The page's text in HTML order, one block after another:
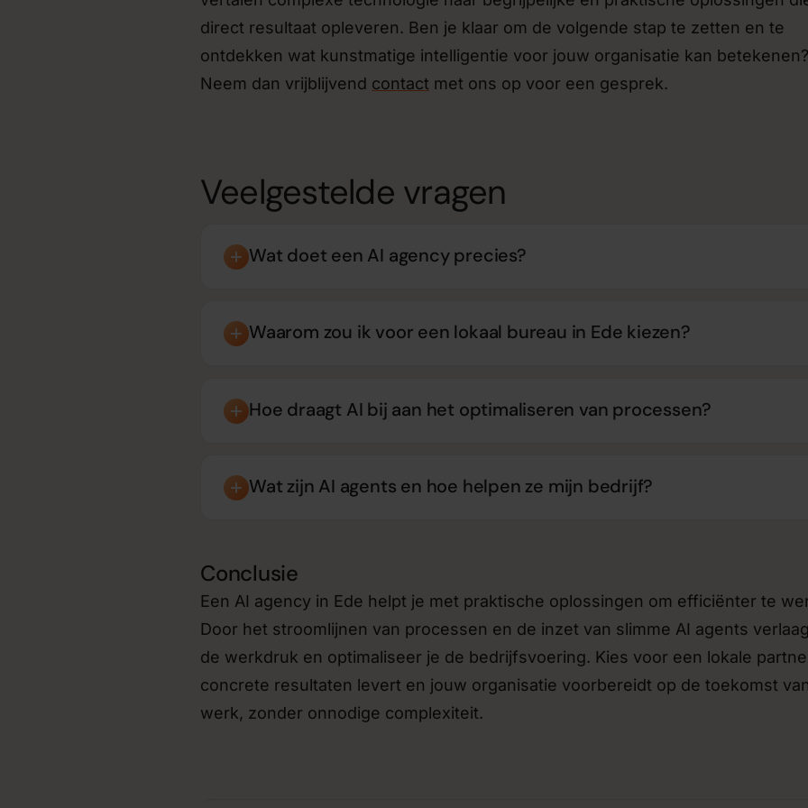
direct resultaat opleveren. Ben je klaar om de volgende stap te zetten en te
ontdekken wat kunstmatige intelligentie voor jouw organisatie kan betekenen?
Neem dan vrijblijvend contact met ons op voor een gesprek.
Veelgestelde vragen
Wat doet een AI agency precies?
Waarom zou ik voor een lokaal bureau in Ede kiezen?
Hoe draagt AI bij aan het optimaliseren van processen?
Wat zijn AI agents en hoe helpen ze mijn bedrijf?
Conclusie
Een AI agency in Ede helpt je met praktische oplossingen om efficiënter te
Door het stroomlijnen van processen en de inzet van slimme AI agents
de werkdruk en optimaliseer je de bedrijfsvoering. Kies voor een lokale
concrete resultaten levert en jouw organisatie voorbereidt op de toekomst
werk, zonder onnodige complexiteit.